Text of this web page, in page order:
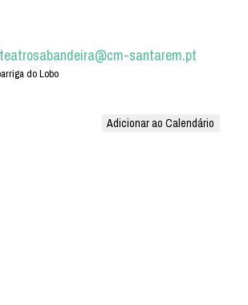
teatrosabandeira@cm-santarem.pt
Adicionar ao Calendário